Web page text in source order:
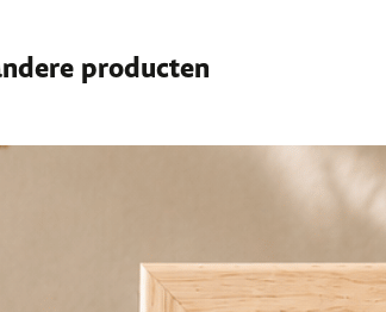
producten